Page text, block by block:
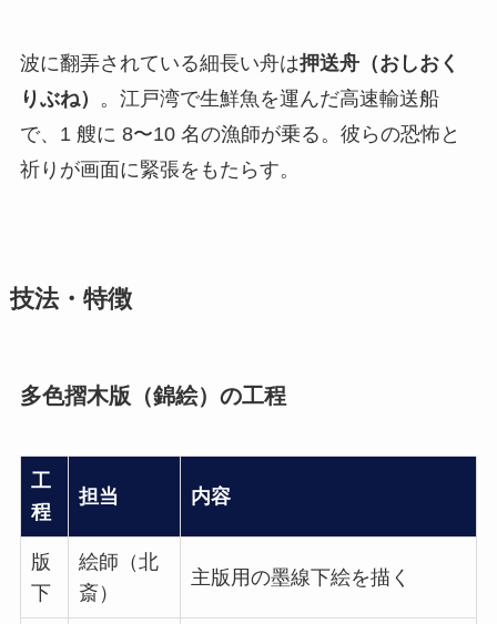
波に翻弄されている細長い舟は押送舟（おしおく
りぶね） 。江戸湾で生鮮魚を運んだ高速輸送船
で、1 艘に 8〜10 名の漁師が乗る。彼らの恐怖と
祈りが画面に緊張をもたらす。
技法・特徴
多色摺木版（錦絵）の工程
工
程
担当 内容
版
下
絵師（北
斎）
主版用の墨線下絵を描く